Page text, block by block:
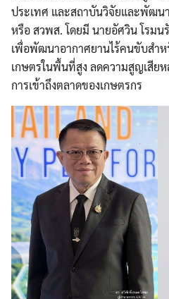
ประเทศ และสถาบันวิจัยและพัฒน
หรือ สวพส. โดยมี นายอัศวิน โรมน
เพื่อพัฒนาอากาศยานไร้คนขับสำ
เกษตรในพื้นที่สูง ลดความสูญเสียห
การเข้าถึงตลาดของเกษตรกร